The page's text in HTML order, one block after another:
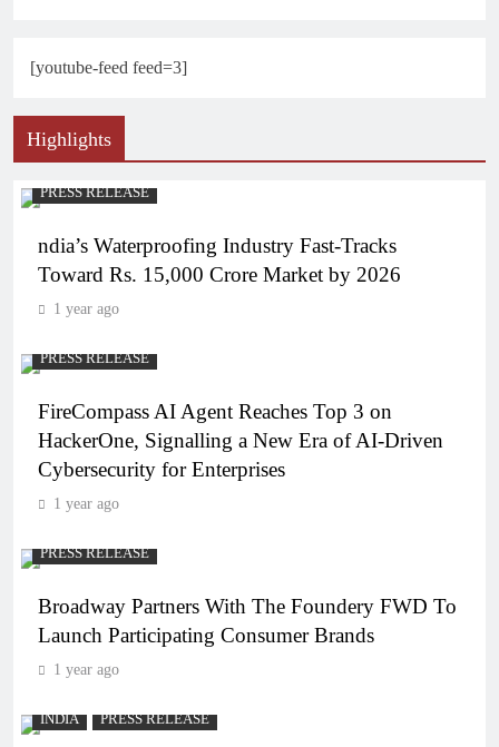
[youtube-feed feed=3]
Highlights
PRESS RELEASE
ndia’s Waterproofing Industry Fast-Tracks
Toward Rs. 15,000 Crore Market by 2026
1 year ago
PRESS RELEASE
FireCompass AI Agent Reaches Top 3 on
HackerOne, Signalling a New Era of AI-Driven
Cybersecurity for Enterprises
1 year ago
PRESS RELEASE
Broadway Partners With The Foundery FWD To
Launch Participating Consumer Brands
1 year ago
INDIA PRESS RELEASE